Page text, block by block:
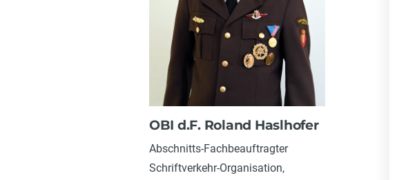
OBI d.F. Roland Haslhofer
Abschnitts-Fachbeauftragter
Schriftverkehr-Organisation,